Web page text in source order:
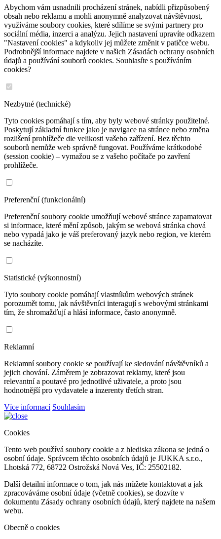
Abychom vám usnadnili procházení stránek, nabídli přizpůsobený
obsah nebo reklamu a mohli anonymně analyzovat návštěvnost,
využíváme soubory cookies, které sdílíme se svými partnery pro
sociální média, inzerci a analýzu. Jejich nastavení upravíte odkazem
"Nastavení cookies" a kdykoliv jej můžete změnit v patičce webu.
Podrobnější informace najdete v našich Zásadách ochrany osobních
údajů a používání souborů cookies. Souhlasíte s používáním
cookies?
Nezbytné (technické)
Tyto cookies pomáhají s tím, aby byly webové stránky použitelné.
Poskytují základní funkce jako je navigace na stránce nebo změna
rozlišení prohlížeče dle velikosti vašeho zařízení. Bez těchto
souborů nemůže web správně fungovat. Používáme krátkodobé
(session cookie) – vymažou se z vašeho počítače po zavření
prohlížeče.
Preferenční (funkcionální)
Preferenční soubory cookie umožňují webové stránce zapamatovat
si informace, které mění způsob, jakým se webová stránka chová
nebo vypadá jako je váš preferovaný jazyk nebo region, ve kterém
se nacházíte.
Statistické (výkonnostní)
Tyto soubory cookie pomáhají vlastníkům webových stránek
porozumět tomu, jak návštěvníci interagují s webovými stránkami
tím, že shromažďují a hlásí informace, často anonymně.
Reklamní
Reklamní soubory cookie se používají ke sledování návštěvníků a
jejich chování. Záměrem je zobrazovat reklamy, které jsou
relevantní a poutavé pro jednotlivé uživatele, a proto jsou
hodnotnější pro vydavatele a inzerenty třetích stran.
Více informací Souhlasím
Cookies
Tento web používá soubory cookie a z hlediska zákona se jedná o
osobní údaje. Správcem těchto osobních údajů je JUKKA s.r.o.,
Lhotská 772, 68722 Ostrožská Nová Ves, IČ: 25502182.
Další detailní informace o tom, jak nás můžete kontaktovat a jak
zpracováváme osobní údaje (včetně cookies), se dozvíte v
dokumentu Zásady ochrany osobních údajů, který najdete na našem
webu.
Obecně o cookies